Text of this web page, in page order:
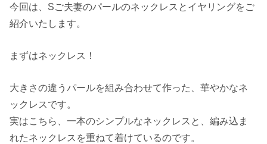
今回は、Sご夫妻のパールのネックレスとイヤリングをご
紹介いたします。
まずはネックレス！
大きさの違うパールを組み合わせて作った、華やかなネ
ックレスです。
実はこちら、一本のシンプルなネックレスと、編み込ま
れたネックレスを重ねて着けているのです。